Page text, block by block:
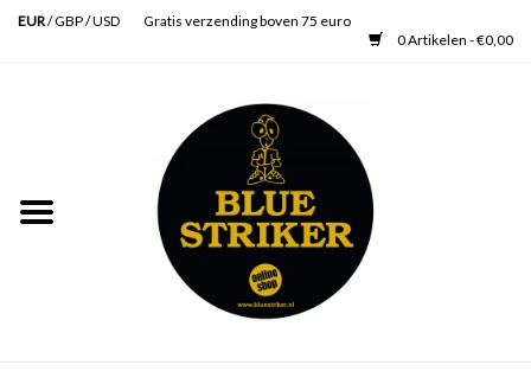
EUR/GBP/USD
Gratis verzending boven 75 euro
0 Artikelen - €0,00